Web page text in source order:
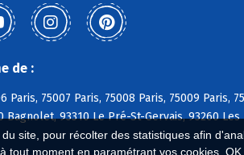
site, pour récolter des statistiques afin
tout moment en paramétrant vos cookies.
de :
75007 Paris, 75008 Paris, 75009 Paris,
Bagnolet, 93310 Le Pré-St-Gervais, 93260